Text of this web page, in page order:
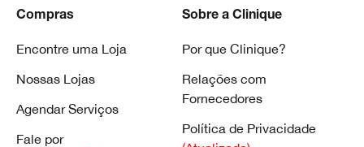
Compras
Encontre uma Loja
Nossas Lojas
Agendar Serviços
Fale por
Sobre a Clinique
Por que Clinique?
Relações com
Fornecedores
Política de Privacidade